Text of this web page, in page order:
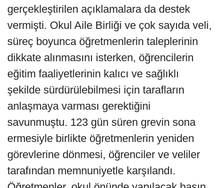
gerçekleştirilen açıklamalara da destek
vermişti. Okul Aile Birliği ve çok sayıda veli,
süreç boyunca öğretmenlerin taleplerinin
dikkate alınmasını isterken, öğrencilerin
eğitim faaliyetlerinin kalıcı ve sağlıklı
şekilde sürdürülebilmesi için tarafların
anlaşmaya varması gerektiğini
savunmuştu. 123 gün süren grevin sona
ermesiyle birlikte öğretmenlerin yeniden
görevlerine dönmesi, öğrenciler ve veliler
tarafından memnuniyetle karşılandı.